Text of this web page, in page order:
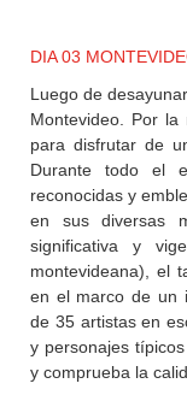
DIA 03
Luego de
Montevideo. Por la
para disfrutar de
Durante todo el
reconocidas y
en sus diversas
significativa y
montevideana), el
en el marco de un
de 35 artistas en
y personajes
y comprueba la